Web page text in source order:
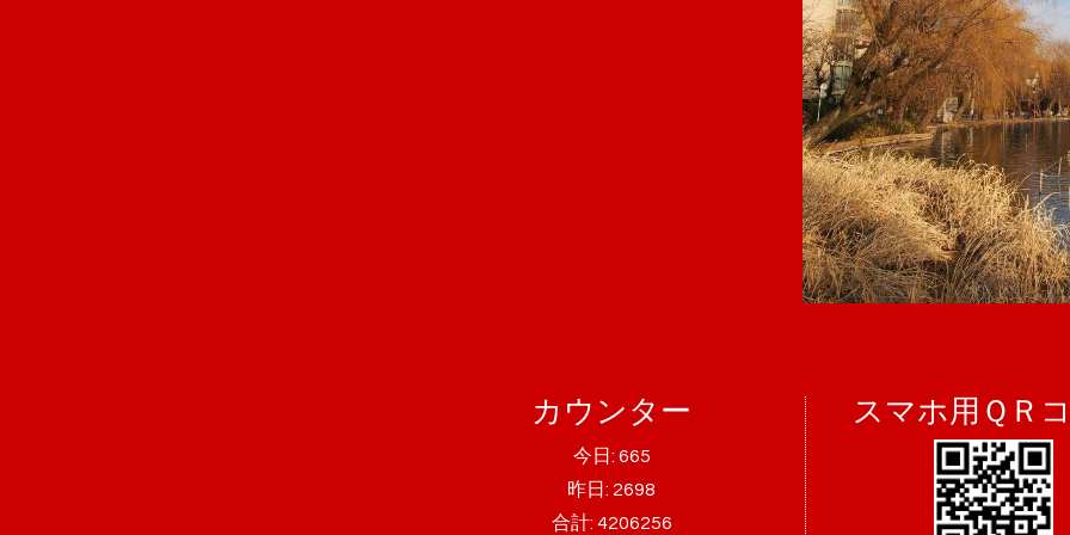
カウンター
今日: 665
昨日: 2698
合計: 4206256
スマホ用ＱＲ